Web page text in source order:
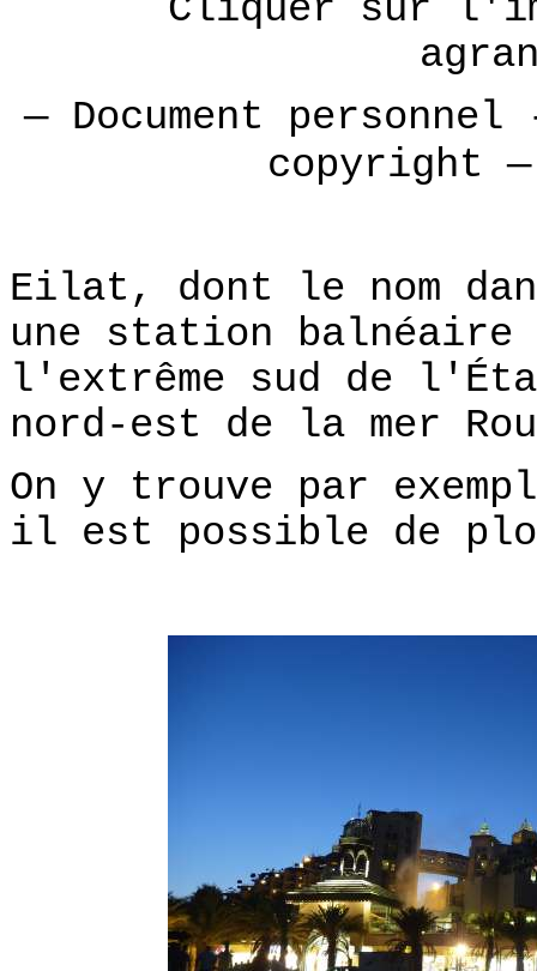
Cliquer sur
— Document
copyright
Eilat, dont le nom
une station balnéaire
l'extrême sud de
nord-est de la mer
On y trouve par
il est possible de